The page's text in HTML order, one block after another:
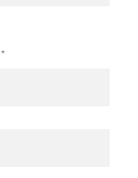
*